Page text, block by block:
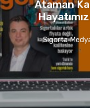
Ataman
Sigorta